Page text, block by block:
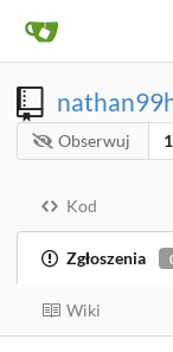
Obserwuj 1
Kod
Zgłoszenia
Wiki